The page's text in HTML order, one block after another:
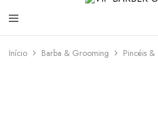
BARBER
para
Início Barba & Grooming Pincéis &